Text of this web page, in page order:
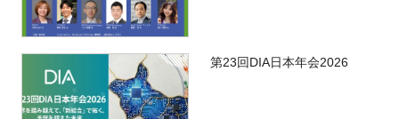
第23回DIA日本年会2026